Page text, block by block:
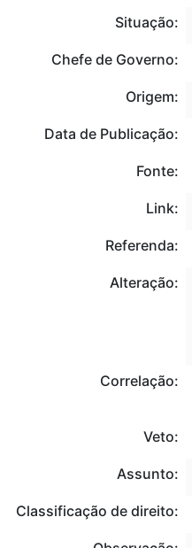
Situação:
Chefe de Governo:
Origem:
Data de Publicação:
Fonte:
Link:
Referenda:
Alteração:
Correlação:
Veto:
Assunto:
Classificação de direito: